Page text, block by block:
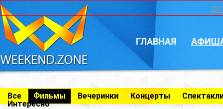
ГЛАВНАЯ
Все Фильмы Вечеринки Концерты
Интересно